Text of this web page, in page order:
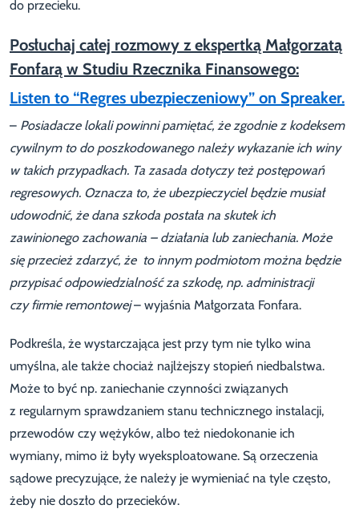
do przecieku.
Posłuchaj całej rozmowy z ekspertką Małgorzatą
Fonfarą w Studiu Rzecznika Finansowego:
Listen to “Regres ubezpieczeniowy” on Spreaker.
– Posiadacze lokali powinni pamiętać, że zgodnie z kodeksem
cywilnym to do poszkodowanego należy wykazanie ich winy
w takich przypadkach. Ta zasada dotyczy też postępowań
regresowych. Oznacza to, że ubezpieczyciel będzie musiał
udowodnić, że dana szkoda postała na skutek ich
zawinionego zachowania – działania lub zaniechania. Może
się przecież zdarzyć, że to innym podmiotom można będzie
przypisać odpowiedzialność za szkodę, np. administracji
czy firmie remontowej– wyjaśnia Małgorzata Fonfara.
Podkreśla, że wystarczająca jest przy tym nie tylko wina
umyślna, ale także chociaż najlżejszy stopień niedbalstwa.
Może to być np. zaniechanie czynności związanych
z regularnym sprawdzaniem stanu technicznego instalacji,
przewodów czy wężyków, albo też niedokonanie ich
wymiany, mimo iż były wyeksploatowane. Są orzeczenia
sądowe precyzujące, że należy je wymieniać na tyle często,
żeby nie doszło do przecieków.